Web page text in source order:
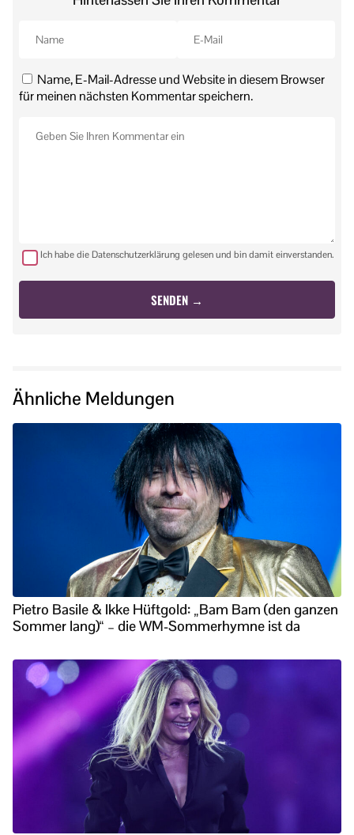
Name, E-Mail-Adresse und Website in diesem Browser
für meinen nächsten Kommentar speichern.
Ich habe die Datenschutzerklärung gelesen und bin damit einverstanden.
Ähnliche Meldungen
Pietro Basile & Ikke Hüftgold: „Bam Bam (den ganzen
Sommer lang)“ – die WM-Sommerhymne ist da